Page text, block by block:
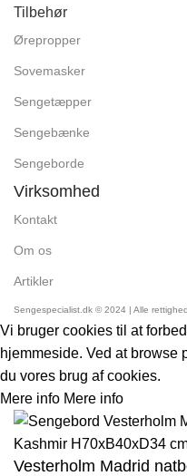
Tilbehør
Ørepropper
Sovemasker
Sengetæpper
Sengebænke
Sengeborde
Virksomhed
Kontakt
Om os
Artikler
Sengespecialist.dk © 2024 | Alle
Vi bruger cookies til at
hjemmeside. Ved at browse
du vores brug af cookies.
Mere info Mere info
Vesterholm Madrid